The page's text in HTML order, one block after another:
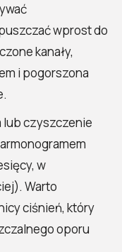
wprost do
kanały,
i pogorszona
lub czyszczenie
w
Warto
ciśnień, który
oporu